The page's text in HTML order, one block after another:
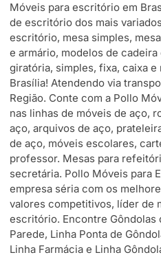
Móveis para escritório em
de escritório dos mais
escritório, mesa simples,
e armário, modelos de
giratória, simples, fixa, caixa
Brasília! Atendendo via
Região. Conte com a Pollo
nas linhas de móveis de aço,
aço, arquivos de aço,
de aço, móveis escolares,
professor. Mesas para
secretária. Pollo Móveis para
empresa séria com os
valores competitivos, líder de
escritório. Encontre Gôndolas
Parede, Linha Ponta de
Linha Farmácia e Linha